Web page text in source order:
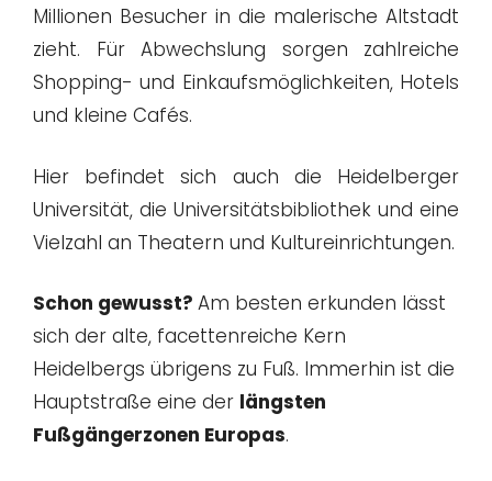
Millionen Besucher in die malerische Altstadt
zieht. Für Abwechslung sorgen zahlreiche
Shopping- und Einkaufsmöglichkeiten, Hotels
und kleine Cafés.
Hier befindet sich auch die Heidelberger
Universität, die Universitätsbibliothek und eine
Vielzahl an Theatern und Kultureinrichtungen.
Schon gewusst? Am besten erkunden lässt
sich der alte, facettenreiche Kern
Heidelbergs übrigens zu Fuß. Immerhin ist die
Hauptstraße eine der längsten
Fußgängerzonen Europas.